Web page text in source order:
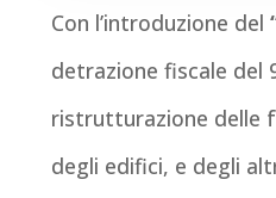
Con l’introduzione del
detrazione fiscale del
ristrutturazione delle
degli edifici, e degli